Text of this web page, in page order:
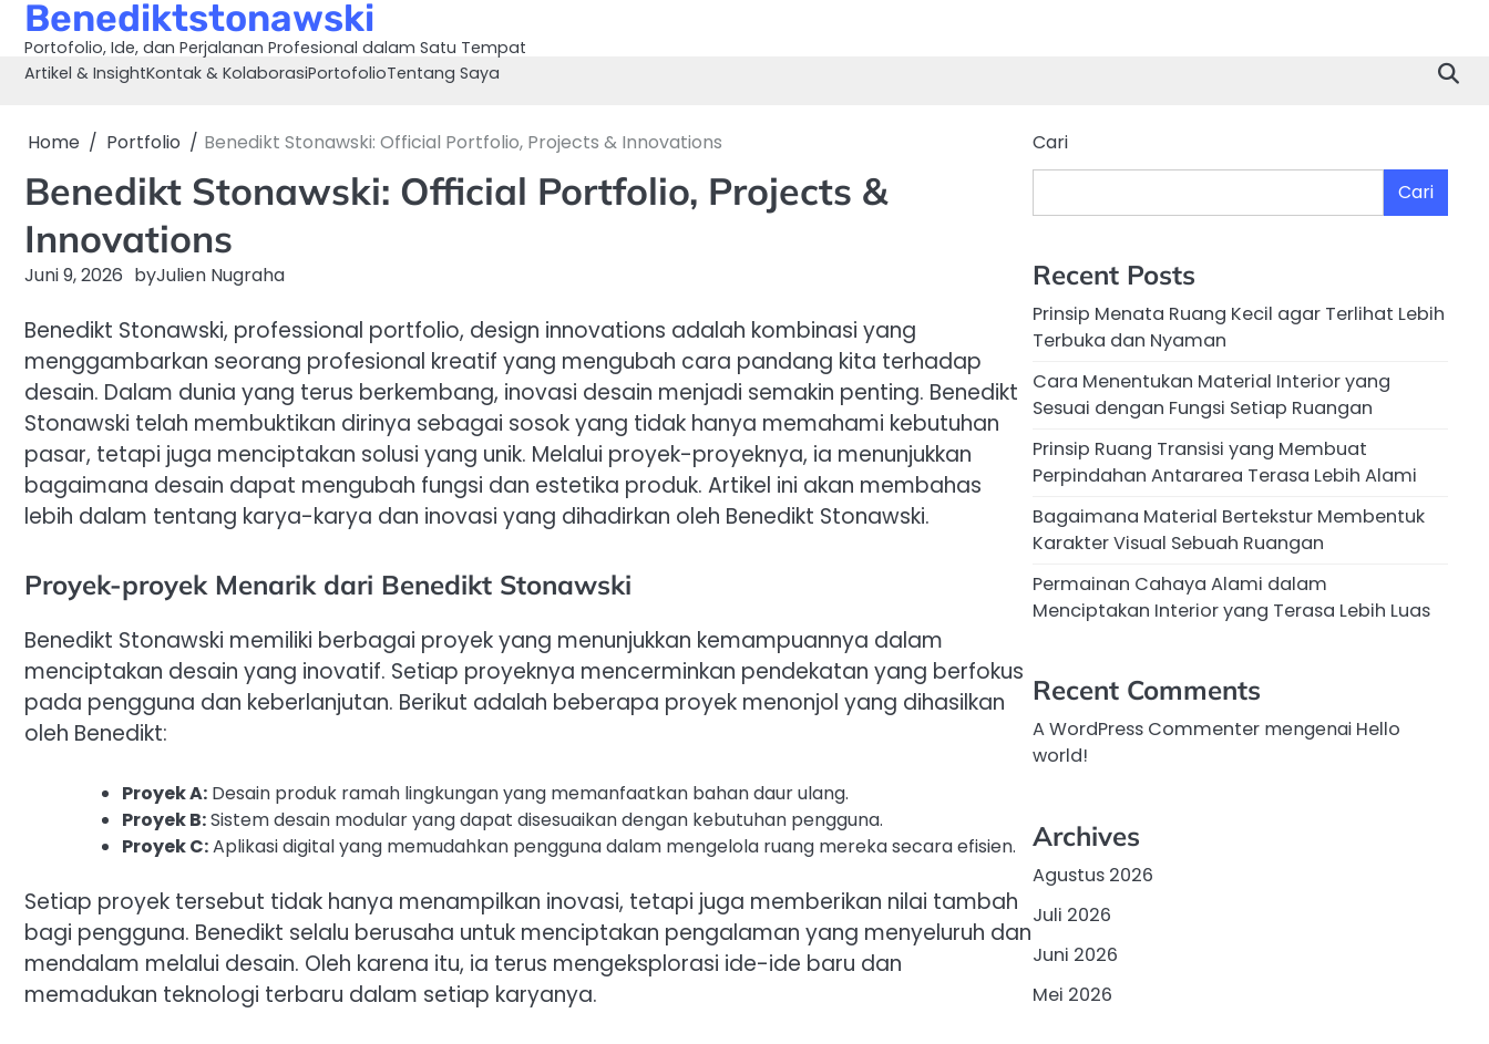
Skip
content
Benediktstonawski
Portofolio, Ide, dan Perjalanan Profesional dalam Satu Tempat
Artikel & InsightKontak & KolaborasiPortofolioTentang Saya
Home Portfolio Benedikt Stonawski: Official Portfolio, Projects & Innovations
Benedikt Stonawski: Official Portfolio, Projects &
Innovations
Juni 9, 2026 byJulien Nugraha
Benedikt Stonawski, professional portfolio, design innovations adalah kombinasi yang
menggambarkan seorang profesional kreatif yang mengubah cara pandang kita terhadap
desain. Dalam dunia yang terus berkembang, inovasi desain menjadi semakin penting. Benedikt
Stonawski telah membuktikan dirinya sebagai sosok yang tidak hanya memahami kebutuhan
pasar, tetapi juga menciptakan solusi yang unik. Melalui proyek-proyeknya, ia menunjukkan
bagaimana desain dapat mengubah fungsi dan estetika produk. Artikel ini akan membahas
lebih dalam tentang karya-karya dan inovasi yang dihadirkan oleh Benedikt Stonawski.
Proyek-proyek Menarik dari Benedikt Stonawski
Benedikt Stonawski memiliki berbagai proyek yang menunjukkan kemampuannya dalam
menciptakan desain yang inovatif. Setiap proyeknya mencerminkan pendekatan yang berfokus
pada pengguna dan keberlanjutan. Berikut adalah beberapa proyek menonjol yang dihasilkan
oleh Benedikt:
Proyek A: Desain produk ramah lingkungan yang memanfaatkan bahan daur ulang.
Proyek B:Sistem desain modular yang dapat disesuaikan dengan kebutuhan pengguna.
Proyek C:Aplikasi digital yang memudahkan pengguna dalam mengelola ruang mereka secara efisien.
Setiap proyek tersebut tidak hanya menampilkan inovasi, tetapi juga memberikan nilai tambah
bagi pengguna. Benedikt selalu berusaha untuk menciptakan pengalaman yang menyeluruh dan
mendalam melalui desain. Oleh karena itu, ia terus mengeksplorasi ide-ide baru dan
memadukan teknologi terbaru dalam setiap karyanya.
Cari
Cari
Recent Posts
Prinsip Menata Ruang Kecil agar Terlihat Lebih
Terbuka dan Nyaman
Cara Menentukan Material Interior yang
Sesuai dengan Fungsi Setiap Ruangan
Prinsip Ruang Transisi yang Membuat
Perpindahan Antararea Terasa Lebih Alami
Bagaimana Material Bertekstur Membentuk
Karakter Visual Sebuah Ruangan
Permainan Cahaya Alami dalam
Menciptakan Interior yang Terasa Lebih Luas
Recent Comments
A WordPress Commenter mengenai Hello
world!
Archives
Agustus 2026
Juli 2026
Juni 2026
Mei 2026